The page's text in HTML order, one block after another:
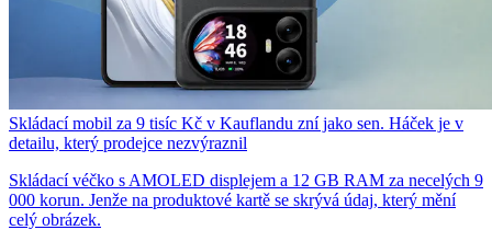
Skládací mobil za 9 tisíc Kč v Kauflandu zní jako sen. Háček je v
detailu, který prodejce nezvýraznil
Skládací véčko s AMOLED displejem a 12 GB RAM za necelých 9
000 korun. Jenže na produktové kartě se skrývá údaj, který mění
celý obrázek.